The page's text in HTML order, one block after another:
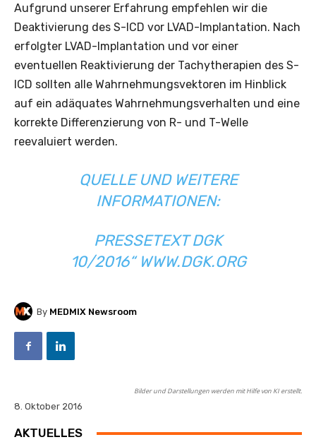
Aufgrund unserer Erfahrung empfehlen wir die
Deaktivierung des S-ICD vor LVAD-Implantation. Nach
erfolgter LVAD-Implantation und vor einer
eventuellen Reaktivierung der Tachytherapien des S-
ICD sollten alle Wahrnehmungsvektoren im Hinblick
auf ein adäquates Wahrnehmungsverhalten und eine
korrekte Differenzierung von R- und T-Welle
reevaluiert werden.
QUELLE UND WEITERE
INFORMATIONEN:
PRESSETEXT DGK
10/2016“ WWW.DGK.ORG
By MEDMIX Newsroom
Bilder und Darstellungen werden mit Hilfe von KI erstellt.
8. Oktober 2016
AKTUELLES